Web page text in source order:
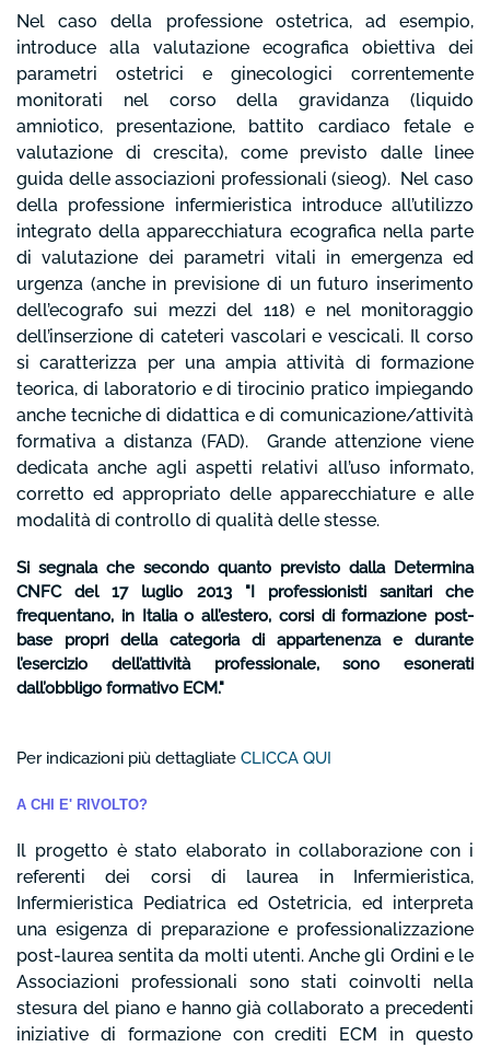
Nel caso della professione ostetrica, ad esempio,
introduce alla valutazione ecografica obiettiva dei
parametri ostetrici e ginecologici correntemente
monitorati nel corso della gravidanza (liquido
amniotico, presentazione, battito cardiaco fetale e
valutazione di crescita), come previsto dalle linee
guida delle associazioni professionali (sieog). Nel caso
della professione infermieristica introduce all’utilizzo
integrato della apparecchiatura ecografica nella parte
di valutazione dei parametri vitali in emergenza ed
urgenza (anche in previsione di un futuro inserimento
dell’ecografo sui mezzi del 118) e nel monitoraggio
dell’inserzione di cateteri vascolari e vescicali. Il corso
si caratterizza per una ampia attività di formazione
teorica, di laboratorio e di tirocinio pratico impiegando
anche tecniche di didattica e di comunicazione/attività
formativa a distanza (FAD). Grande attenzione viene
dedicata anche agli aspetti relativi all’uso informato,
corretto ed appropriato delle apparecchiature e alle
modalità di controllo di qualità delle stesse.
Si segnala che secondo quanto previsto dalla Determina
CNFC del 17 luglio 2013 "I professionisti sanitari che
frequentano, in Italia o all’estero, corsi di formazione post-
base propri della categoria di appartenenza e durante
l’esercizio dell’attività professionale, sono esonerati
dall’obbligo formativo ECM."
Per indicazioni più dettagliate CLICCA QUI
A CHI E' RIVOLTO?
Il progetto è stato elaborato in collaborazione con i
referenti dei corsi di laurea in Infermieristica,
Infermieristica Pediatrica ed Ostetricia, ed interpreta
una esigenza di preparazione e professionalizzazione
post-laurea sentita da molti utenti. Anche gli Ordini e le
Associazioni professionali sono stati coinvolti nella
stesura del piano e hanno già collaborato a precedenti
iniziative di formazione con crediti ECM in questo